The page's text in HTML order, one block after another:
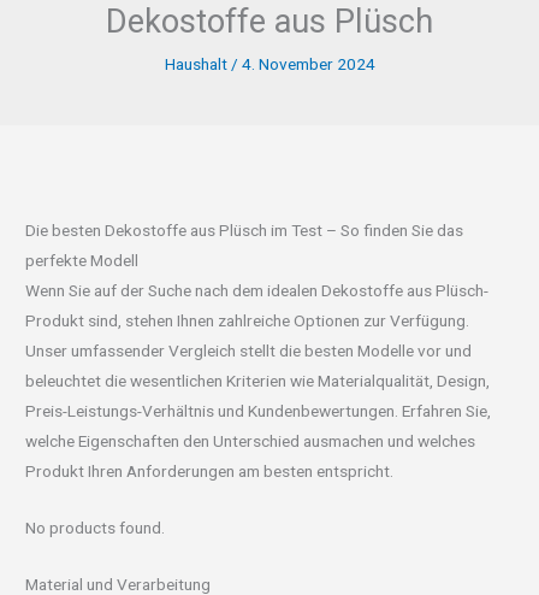
Dekostoffe aus Plüsch
Haushalt/ 4. November 2024
Die besten Dekostoffe aus Plüsch im Test – So finden Sie das
perfekte Modell
Wenn Sie auf der Suche nach dem idealen Dekostoffe aus Plüsch-
Produkt sind, stehen Ihnen zahlreiche Optionen zur Verfügung.
Unser umfassender Vergleich stellt die besten Modelle vor und
beleuchtet die wesentlichen Kriterien wie Materialqualität, Design,
Preis-Leistungs-Verhältnis und Kundenbewertungen. Erfahren Sie,
welche Eigenschaften den Unterschied ausmachen und welches
Produkt Ihren Anforderungen am besten entspricht.
No products found.
Material und Verarbeitung